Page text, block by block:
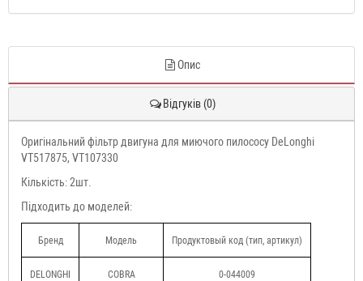
Опис
Відгуків (0)
Оригінальний фільтр двигуна для миючого пилососу DeLonghi
VT517875, VT107330
Кількість: 2шт.
Підходить до моделей:
Бренд Модель Продуктовый код (тип, артикул)
DELONGHI COBRA 0-044009